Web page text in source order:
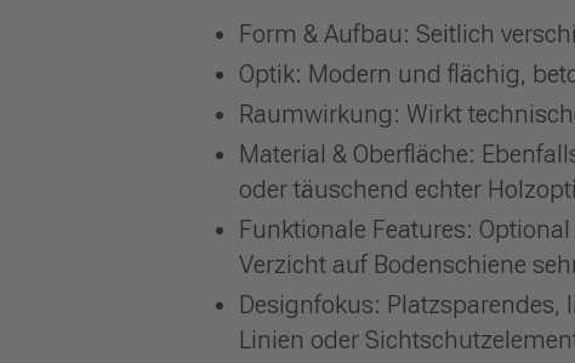
Form & Aufbau: Seitlich
Optik: Modern und flächig,
Raumwirkung: Wirkt
Material & Oberfläche:
oder täuschend echter
Funktionale Features:
Verzicht auf Bodenschiene
Designfokus:
Linien oder